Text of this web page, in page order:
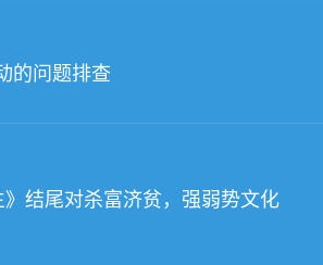
的问题排查
》结尾对杀富济贫，强弱势文化